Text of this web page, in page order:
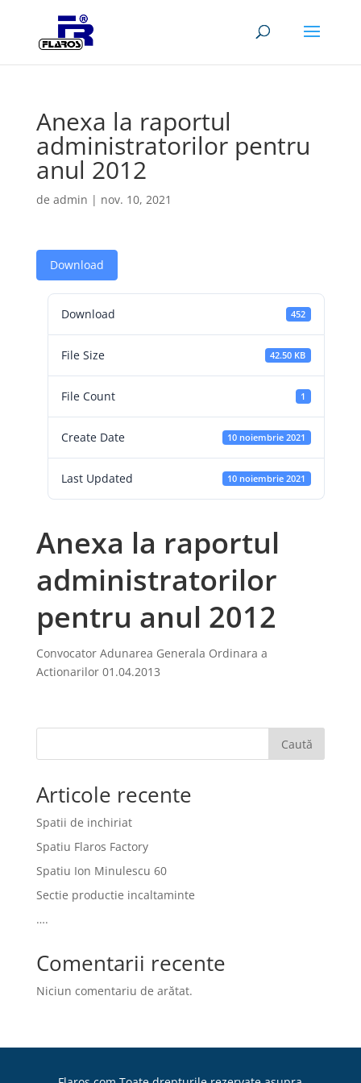
Anexa la raportul
administratorilor pentru
anul 2012
de admin | nov. 10, 2021
Download
Download 452
File Size 42.50 KB
File Count 1
Create Date 10 noiembrie 2021
Last Updated 10 noiembrie 2021
Anexa la raportul
administratorilor
pentru anul 2012
Convocator Adunarea Generala Ordinara a
Actionarilor 01.04.2013
Caută
Articole recente
Spatii de inchiriat
Spatiu Flaros Factory
Spatiu Ion Minulescu 60
Sectie productie incaltaminte
….
Comentarii recente
Niciun comentariu de arătat.